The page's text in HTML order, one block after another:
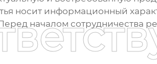
носит информационный
началом сотрудничества